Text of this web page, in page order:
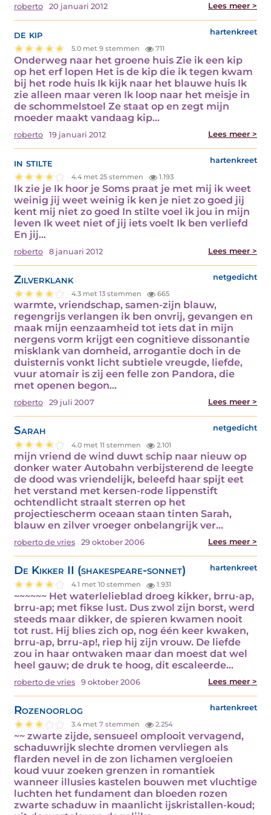
roberto 20 januari 2012 Lees meer >
de kip hartenkreet
5.0 met 9 stemmen 711
Onderweg naar het groene huis Zie ik een kip
op het erf lopen Het is de kip die ik tegen kwam
bij het rode huis Ik kijk naar het blauwe huis Ik
zie alleen maar veren Ik loop naar het meisje in
de schommelstoel Ze staat op en zegt mijn
moeder maakt vandaag kip…
roberto 19 januari 2012 Lees meer >
in stilte hartenkreet
4.4 met 25 stemmen 1.193
Ik zie je Ik hoor je Soms praat je met mij ik weet
weinig jij weet weinig ik ken je niet zo goed jij
kent mij niet zo goed In stilte voel ik jou in mijn
leven Ik weet niet of jij iets voelt Ik ben verliefd
En jij…
roberto 8 januari 2012 Lees meer >
Zilverklank netgedicht
4.3 met 13 stemmen 665
warmte, vriendschap, samen-zijn blauw,
regengrijs verlangen ik ben onvrij, gevangen en
maak mijn eenzaamheid tot iets dat in mijn
nergens vorm krijgt een cognitieve dissonantie
misklank van domheid, arrogantie doch in de
duisternis vonkt licht subtiele vreugde, liefde,
vuur atomair is zij een felle zon Pandora, die
met openen begon…
roberto 29 juli 2007 Lees meer >
Sarah netgedicht
4.0 met 11 stemmen 2.101
mijn vriend de wind duwt schip naar nieuw op
donker water Autobahn verbijsterend de leegte
de dood was vriendelijk, beleefd haar spijt eet
het verstand met kersen-rode lippenstift
ochtendlicht straalt sterren op het
projectiescherm oceaan staan tinten Sarah,
blauw en zilver vroeger onbelangrijk ver…
roberto de vries 29 oktober 2006 Lees meer >
De Kikker II (shakespeare-sonnet) hartenkreet
4.1 met 10 stemmen 1.931
~~~~~~ Het waterlelieblad droeg kikker, brru-ap,
brru-ap; met fikse lust. Dus zwol zijn borst, werd
steeds maar dikker, de spieren kwamen nooit
tot rust. Hij blies zich op, nog één keer kwaken,
brru-ap, brru-ap!, riep hij zijn vrouw. De liefde
zou in haar ontwaken maar dan moest dat wel
heel gauw; de druk te hoog, dit escaleerde…
roberto de vries 9 oktober 2006 Lees meer >
Rozenoorlog hartenkreet
3.4 met 7 stemmen 2.254
~~ zwarte zijde, sensueel omplooit vervagend,
schaduwrijk slechte dromen vervliegen als
flarden nevel in de zon lichamen vergloeien
koud vuur zoeken grenzen in romantiek
wanneer illusies kastelen bouwen met vluchtige
luchten het fundament dan bloeden rozen
zwarte schaduw in maanlicht ijskristallen-koud;